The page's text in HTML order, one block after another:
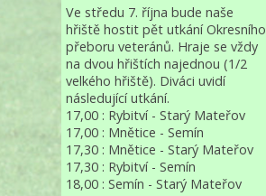
Ve středu 7. října bude naše
hřiště hostit pět utkání Okresního
přeboru veteránů. Hraje se vždy
na dvou hřištích najednou (1/2
velkého hřiště). Diváci uvidí
následující utkání.
17,00 : Rybitví - Starý Mateřov
17,00 : Mnětice - Semín
17,30 : Mnětice - Starý Mateřov
17,30 : Rybitví - Semín
18,00 : Semín - Starý Mateřov